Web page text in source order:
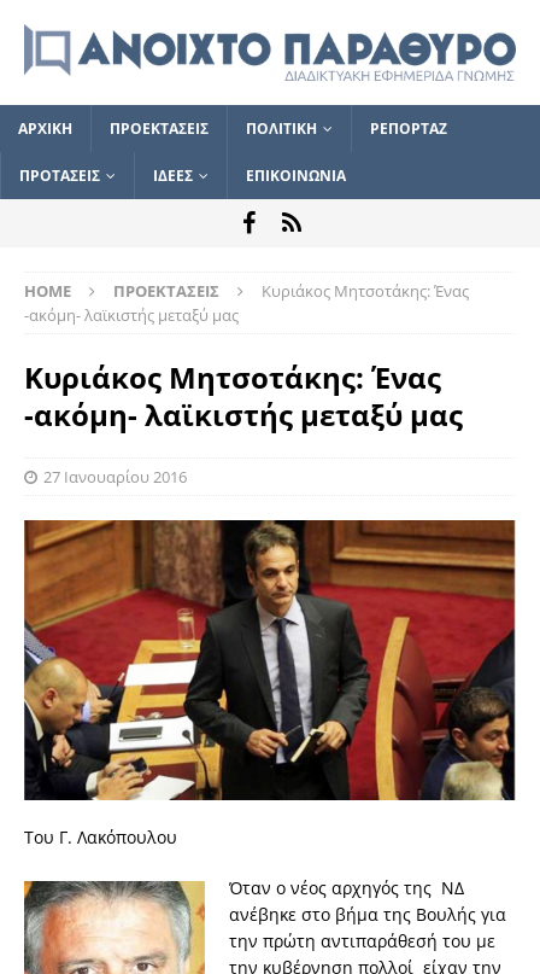
ΑΡΧΙΚΗ ΠΡΟΕΚΤΑΣΕΙΣ ΠΟΛΙΤΙΚΗ ΡΕΠΟΡΤΑΖ
ΠΡΟΤΑΣΕΙΣ ΙΔΕΕΣ ΕΠΙΚΟΙΝΩΝΙΑ
HOME ΠΡΟΕΚΤΑΣΕΙΣ
Κυριάκος Μητσοτάκης: Ένας
-ακόμη- λαϊκιστής μεταξύ μας
Κυριάκος Μητσοτάκης: Ένας
-ακόμη- λαϊκιστής μεταξύ μας
27 Ιανουαρίου 2016
Του Γ. Λακόπουλου
Όταν ο νέος αρχηγός της ΝΔ
ανέβηκε στο βήμα της Βουλής για
την πρώτη αντιπαράθεσή του με
την κυβέρνηση πολλοί είχαν την